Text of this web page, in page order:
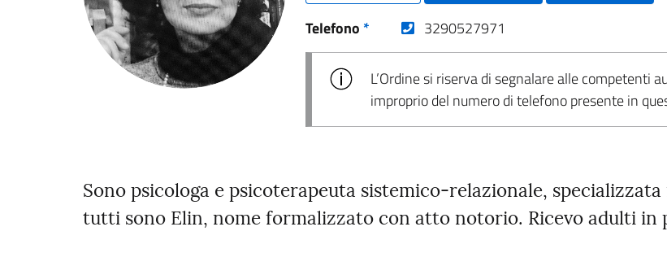
Telefono * (nuova scheda - new tab)
3290527971
L’Ordine si riserva di segnalare alle competenti
improprio del numero di telefono presente in
Sono psicologa e psicoterapeuta sistemico-relazionale,
tutti sono Elin, nome formalizzato con atto notorio. Ricevo adulti in